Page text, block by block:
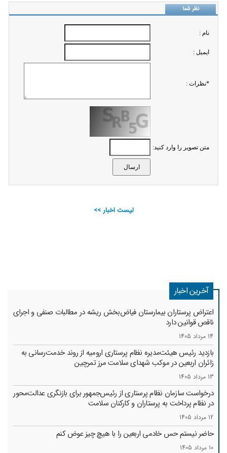
نظر شما
نام :
ايميل :
*نظرات :
متن تصویر را وارد کنید:
لیست اخبار >>
آخرین اخبار
اعتراض پرستاران بیمارستان فیاض‌بخش ریشه در مطالبات صنفی و اجرای
ناقص قوانین دارد
14 مرداد 1405
بازدید رئیس هیئت‌مدیره نظام پرستاری ارومیه از روند خدمت‌رسانی به
زائران اربعین در موکب شهدای سلامت مرز تمرچین
13 مرداد 1405
درخواست سازمان نظام پرستاری از رئیس‌جمهور برای بازنگری عدالت‌محور
در نظام پرداخت به پرستاران و کارکنان سلامت
12 مرداد 1405
حاضر نیستم حس خادمی اربعین را با هیچ چیز عوض کنم
10 مرداد 1405